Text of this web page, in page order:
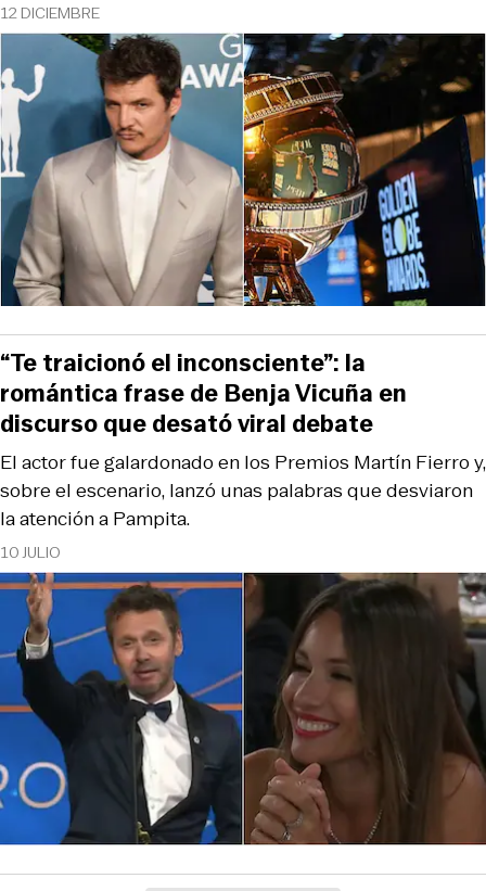
12 DICIEMBRE
10 JULIO
El actor fue galardonado en los Premios Martín Fierro y,
sobre el escenario, lanzó unas palabras que desviaron
la atención a Pampita.
“Te traicionó el inconsciente”: la
romántica frase de Benja Vicuña en
discurso que desató viral debate